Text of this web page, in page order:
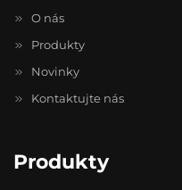
O nás
Produkty
Novinky
Kontaktujte nás
Produkty